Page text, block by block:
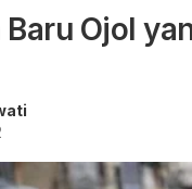
Ojol